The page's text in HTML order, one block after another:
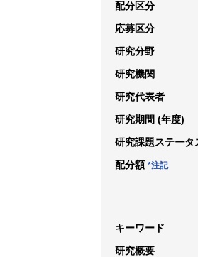
配分区分
応募区分
研究分野
研究機関
研究代表者
研究期間 (年度)
研究課題ステータ
配分額 *注記
キーワード
研究概要